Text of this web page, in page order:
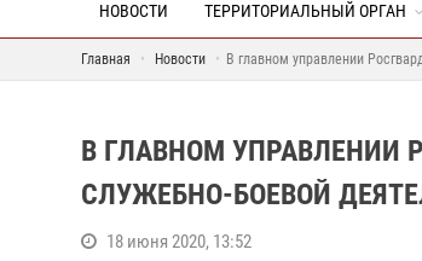
НОВОСТИ ТЕРРИТОРИАЛЬНЫЙ ОРГАН
Главная Новости В главном управлении
В ГЛАВНОМ УПРАВЛЕНИИ
СЛУЖЕБНО-БОЕВОЙ
18 июня 2020, 13:52